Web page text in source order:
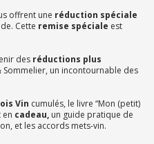
offrent une réduction spéciale
Cette remise spéciale est
des réductions plus
Sommelier, un incontournable des
Vin cumulés, le livre “Mon (petit)
en cadeau, un guide pratique de
et les accords mets-vin.